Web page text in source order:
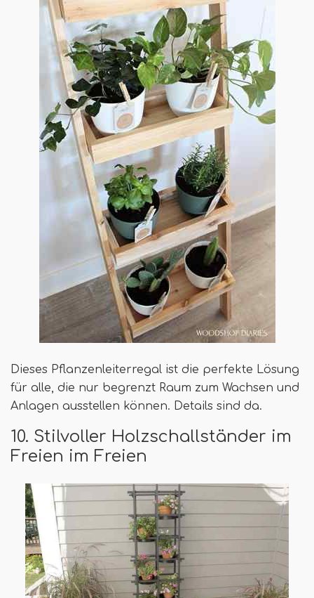
Dieses Pflanzenleiterregal ist die perfekte Lösung
für alle, die nur begrenzt Raum zum Wachsen und
Anlagen ausstellen können. Details sind da.
10. Stilvoller Holzschallständer im
Freien im Freien